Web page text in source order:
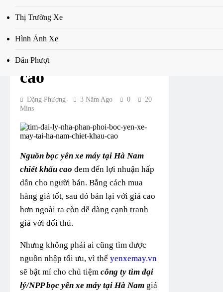
Thị Trường Xe
Hình Ảnh Xe
Dân Phượt
phân phối bọc yên
xe máy tại Hà
Nam chiết khấu
cao
Đặng Phượng 3 Năm Ago 0
20
Mins
Nguồn bọc yên xe máy tại Hà Nam
chiết khấu cao đem đến lợi nhuận hấp
dẫn cho người bán. Bằng cách mua
hàng giá tốt, sau đó bán lại với giá cao
hơn ngoài ra còn dễ dàng cạnh tranh
giá với đối thủ.
Nhưng không phải ai cũng tìm được
nguồn nhập tối ưu, vì thế yenxemay.vn
sẽ bật mí cho chủ tiệm công ty tìm đại
lý/NPP bọc yên xe máy tại Hà Nam giá